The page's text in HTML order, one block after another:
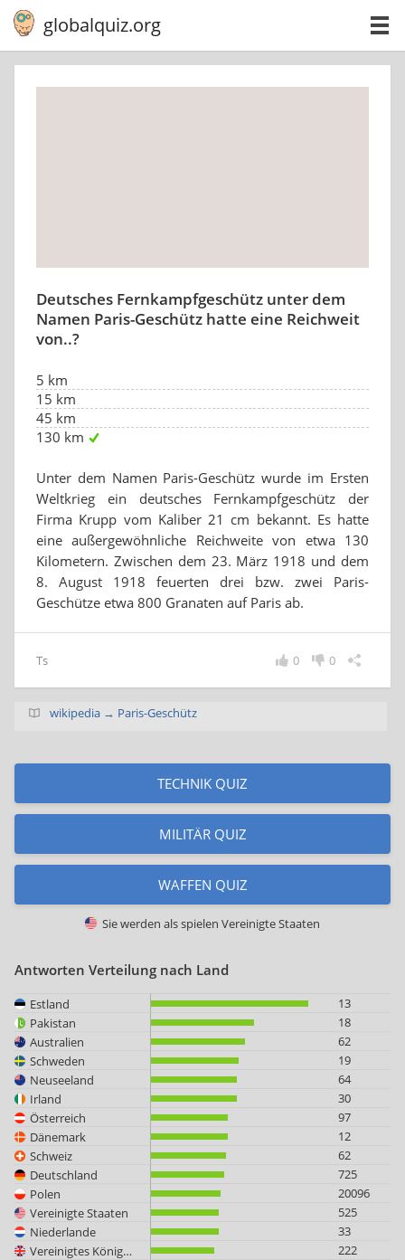
globalquiz.org
Deutsches Fernkampfgeschütz unter dem
Namen Paris-Geschütz hatte eine Reichweit
von..?
5 km
15 km
45 km
130 km
Unter dem Namen Paris-Geschütz wurde im Ersten
Weltkrieg ein deutsches Fernkampfgeschütz der
Firma Krupp vom Kaliber 21 cm bekannt. Es hatte
eine außergewöhnliche Reichweite von etwa 130
Kilometern. Zwischen dem 23. März 1918 und dem
8. August 1918 feuerten drei bzw. zwei Paris-
Geschütze etwa 800 Granaten auf Paris ab.
Ts 0
0
wikipedia → Paris-Geschütz
TECHNIK QUIZ
MILITÄR QUIZ
WAFFEN QUIZ
Sie werden als spielen Vereinigte Staaten
Antworten Verteilung nach Land
Estland
13
Pakistan
18
Australien
62
Schweden
19
Neuseeland
64
Irland
30
Österreich
97
Dänemark
12
Schweiz
62
Deutschland
725
Polen
20096
Vereinigte Staaten
525
Niederlande
33
Vereinigtes Königreich
222